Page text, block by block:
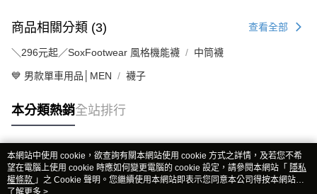
商品相關分類 (3) 查看全部
＼296元起／SoxFootwear 風格機能襪 中筒襪
💙 男款單車用品│MEN 襪子
本分類熱銷全站排行
熱門標籤
本網站中使用 cookie，欲查詢有關本網站使用 cookie 方式之詳情，及若您不希
望在電腦上使用 cookie 時應如何變更電腦的 cookie 設定，請參閱本網站「 隱私
權條款 」之 Cookie 聲明。您繼續使用本網站即表示您同意本公司得按本網站使
用條款之 Cookie 聲明使用 cookie。
了解更多 >